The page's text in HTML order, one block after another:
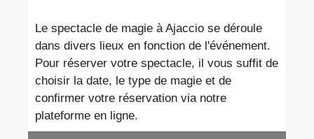
Le spectacle de magie à Ajaccio se déroule
dans divers lieux en fonction de l'événement.
Pour réserver votre spectacle, il vous suffit de
choisir la date, le type de magie et de
confirmer votre réservation via notre
plateforme en ligne.